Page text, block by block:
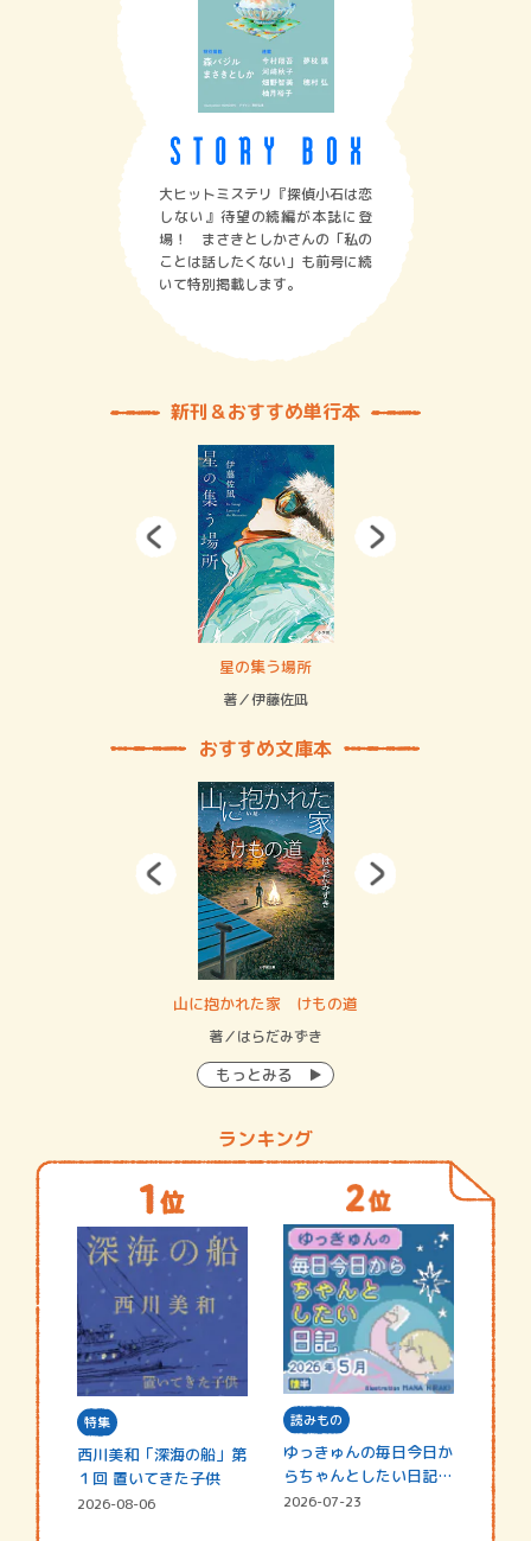
大ヒットミステリ『探偵小石は恋
しない』待望の続編が本誌に登
場！ まさきとしかさんの「私の
ことは話したくない」も前号に続
いて特別掲載します。
新刊＆おすすめ単行本
星の集う場所
著／伊藤佐凪
おすすめ文庫本
山に抱かれた家 けもの道
著／はらだみずき
もっとみる
ランキング
特集
西川美和「深海の船」第
１回 置いてきた子供
2026-08-06
読みもの
ゆっきゅんの毎日今日か
らちゃんとしたい日記
☆202…
2026-07-23